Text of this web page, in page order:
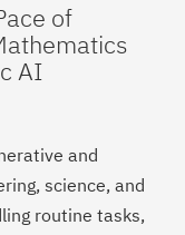
of
AI
and
science, and
routine tasks,